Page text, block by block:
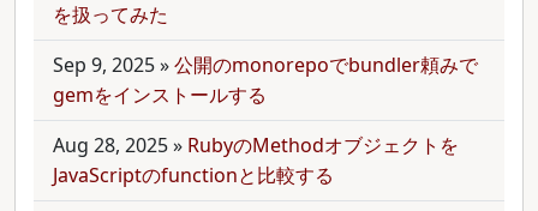
を扱ってみた
Sep 9, 2025»公開のmonorepoでbundler頼みで
gemをインストールする
Aug 28, 2025» RubyのMethodオブジェクトを
JavaScriptのfunctionと比較する